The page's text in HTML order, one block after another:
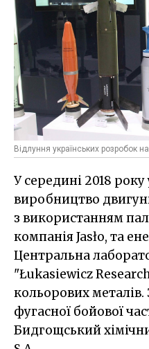
Відлуння українських розробок
У середині 2018
виробництво
з використанням
компанія Jasło, та
Центральна
"Łukasiewicz
кольорових
фугасної бойової
Бидгощський